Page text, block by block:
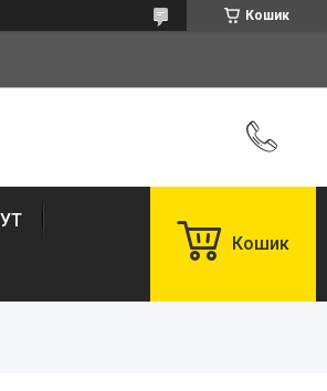
Кошик
Кошик